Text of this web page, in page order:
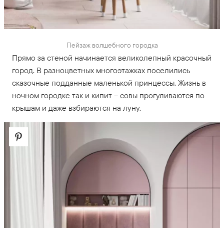
Пейзаж волшебного городка
Прямо за стеной начинается великолепный красочный
город. В разноцветных многоэтажках поселились
сказочные подданные маленькой принцессы. Жизнь в
ночном городке так и кипит – совы прогуливаются по
крышам и даже взбираются на луну.